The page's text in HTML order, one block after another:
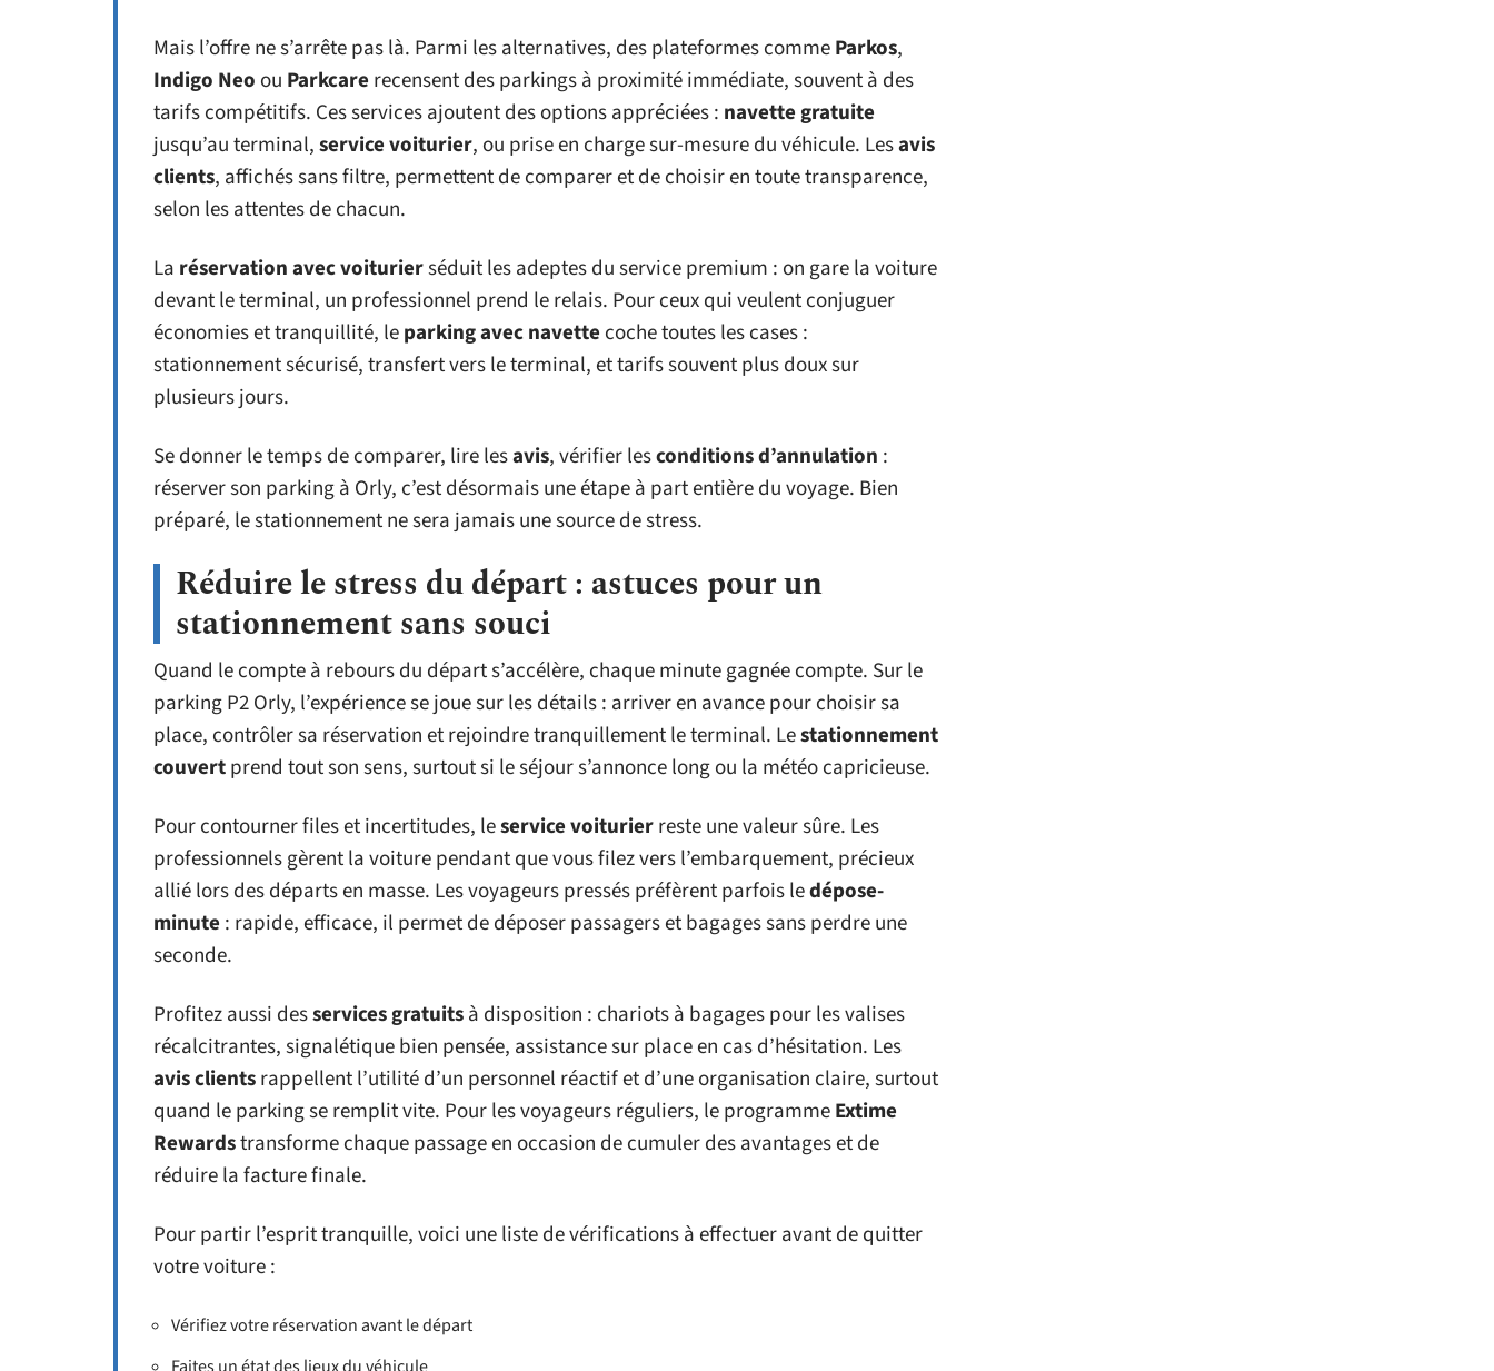
Mais l’offre ne s’arrête pas là. Parmi les alternatives, des plateformes commeParkos,
Indigo Neo ou Parkcare recensent des parkings à proximité immédiate, souvent à des
tarifs compétitifs. Ces services ajoutent des options appréciées : navette gratuite
jusqu’au terminal,service voiturier, ou prise en charge sur-mesure du véhicule. Lesavis
clients, affichés sans filtre, permettent de comparer et de choisir en toute transparence,
selon les attentes de chacun.
La réservation avec voiturierséduit les adeptes du service premium : on gare la voiture
devant le terminal, un professionnel prend le relais. Pour ceux qui veulent conjuguer
économies et tranquillité, leparking avec navette coche toutes les cases :
stationnement sécurisé, transfert vers le terminal, et tarifs souvent plus doux sur
plusieurs jours.
Se donner le temps de comparer, lire lesavis, vérifier lesconditions d’annulation :
réserver son parking à Orly, c’est désormais une étape à part entière du voyage. Bien
préparé, le stationnement ne sera jamais une source de stress.
Réduire le stress du départ : astuces pour un
stationnement sans souci
Quand le compte à rebours du départ s’accélère, chaque minute gagnée compte. Sur le
parking P2 Orly, l’expérience se joue sur les détails : arriver en avance pour choisir sa
place, contrôler sa réservation et rejoindre tranquillement le terminal. Lestationnement
couvertprend tout son sens, surtout si le séjour s’annonce long ou la météo capricieuse.
Pour contourner files et incertitudes, leservice voiturierreste une valeur sûre. Les
professionnels gèrent la voiture pendant que vous filez vers l’embarquement, précieux
allié lors des départs en masse. Les voyageurs pressés préfèrent parfois ledépose-
minute : rapide, efficace, il permet de déposer passagers et bagages sans perdre une
seconde.
Profitez aussi desservices gratuitsà disposition : chariots à bagages pour les valises
récalcitrantes, signalétique bien pensée, assistance sur place en cas d’hésitation. Les
avis clientsrappellent l’utilité d’un personnel réactif et d’une organisation claire, surtout
quand le parking se remplit vite. Pour les voyageurs réguliers, le programmeExtime
Rewardstransforme chaque passage en occasion de cumuler des avantages et de
réduire la facture finale.
Pour partir l’esprit tranquille, voici une liste de vérifications à effectuer avant de quitter
votre voiture :
Vérifiez votre réservation avant le départ